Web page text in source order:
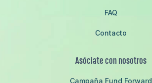
FAQ
Contacto
Asóciate con nosotros
Campaña Fund Forward